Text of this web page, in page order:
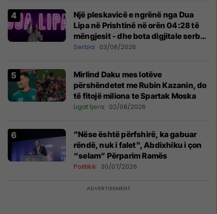
Një pleskavicë e ngrënë nga Dua
Lipa në Prishtinë në orën 04:28 të
mëngjesit - dhe bota digjitale serbe
shpall gjendjen e luftës
Serbia 03/08/2026
Mirlind Daku mes lotëve
përshëndetet me Rubin Kazanin, do
të fitojë miliona te Spartak Moska
Ligat tjera 02/08/2026
"Nëse është përfshirë, ka gabuar
rëndë, nuk i falet", Abdixhiku i çon
“selam” Përparim Ramës
Politikë 30/07/2026